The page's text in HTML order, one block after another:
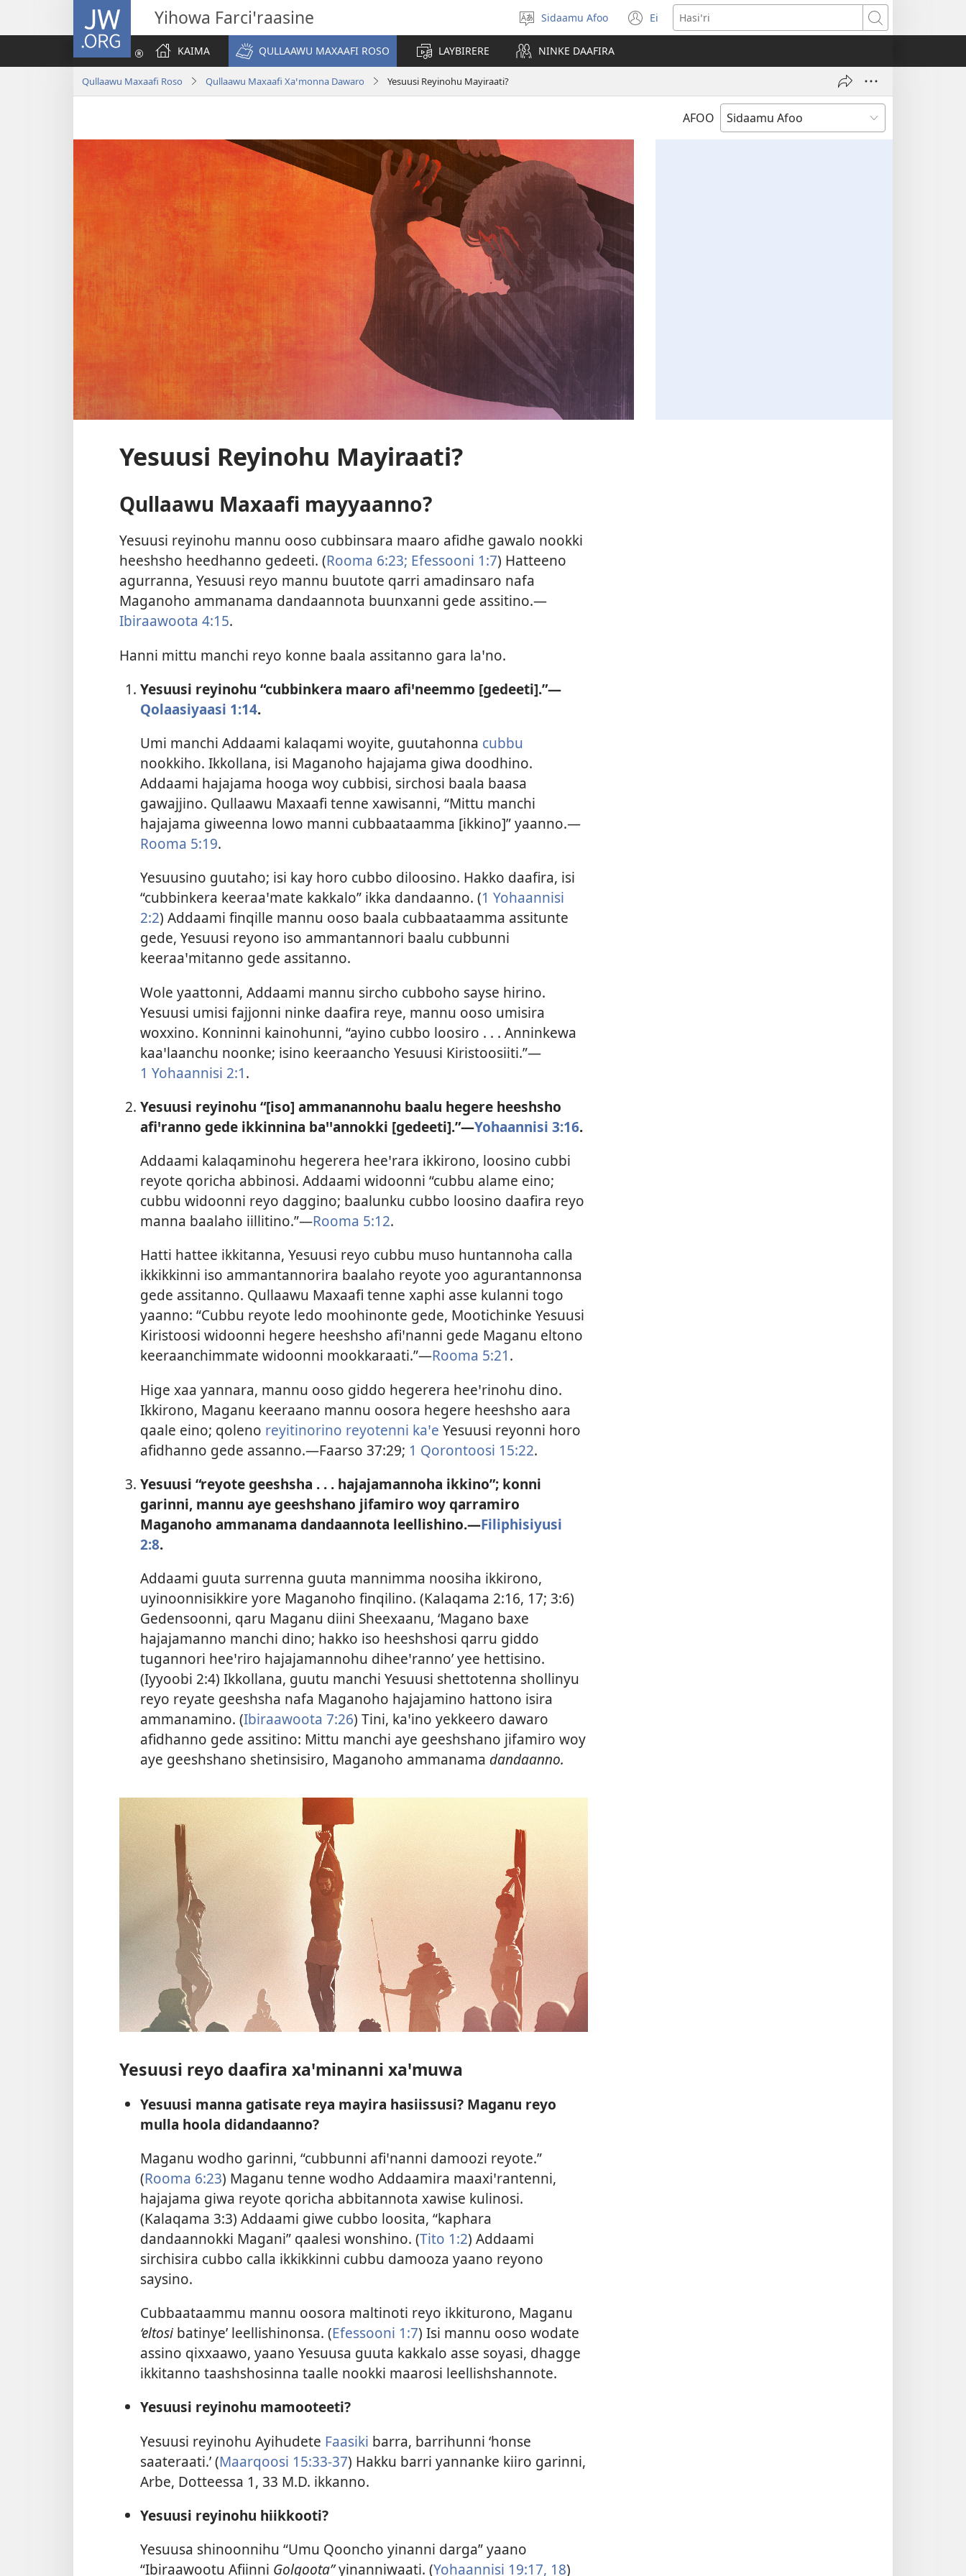
JW.ORG Yihowa Farciꞌraasine
Afoo
doodhi
Sidaamu Afoo Ei
(opens
new
Hasiꞌri
KAIMA
QULLAAWU MAXAAFI ROSO LAYBIRERE NINKE DAAFIRA
Qullaawu Maxaafi Roso Qullaawu Maxaafi Xaꞌmonna Dawaro Yesuusi Reyinohu Mayiraati?
AFOO
Yesuusi Reyinohu Mayiraati?
Qullaawu Maxaafi mayyaanno?
Yesuusi reyinohu mannu ooso cubbinsara maaro afidhe gawalo nookki
heeshsho heedhanno gedeeti. (Rooma 6:23; Efessooni 1:7) Hatteeno
agurranna, Yesuusi reyo mannu buutote qarri amadinsaro nafa
Maganoho ammanama dandaannota buunxanni gede assitino.—
Ibiraawoota 4:15.
Hanni mittu manchi reyo konne baala assitanno gara laꞌno.
Yesuusi reyinohu “cubbinkera maaro afiꞌneemmo [gedeeti].”—
Qolaasiyaasi 1:14.
Umi manchi Addaami kalaqami woyite, guutahonna cubbu
nookkiho. Ikkollana, isi Maganoho hajajama giwa doodhino.
Addaami hajajama hooga woy cubbisi, sirchosi baala baasa
gawajjino. Qullaawu Maxaafi tenne xawisanni, “Mittu manchi
hajajama giweenna lowo manni cubbaataamma [ikkino]” yaanno.—
Rooma 5:19.
Yesuusino guutaho; isi kay horo cubbo diloosino. Hakko daafira, isi
“cubbinkera keeraaꞌmate kakkalo” ikka dandaanno. (1 Yohaannisi
2:2) Addaami finqille mannu ooso baala cubbaataamma assitunte
gede, Yesuusi reyono iso ammantannori baalu cubbunni
keeraaꞌmitanno gede assitanno.
Wole yaattonni, Addaami mannu sircho cubboho sayse hirino.
Yesuusi umisi fajjonni ninke daafira reye, mannu ooso umisira
woxxino. Konninni kainohunni, “ayino cubbo loosiro . . . Anninkewa
kaaꞌlaanchu noonke; isino keeraancho Yesuusi Kiristoosiiti.”—
1 Yohaannisi 2:1.
Yesuusi reyinohu “[iso] ammanannohu baalu hegere heeshsho
afiꞌranno gede ikkinnina baꞌꞌannokki [gedeeti].”—Yohaannisi 3:16.
Addaami kalaqaminohu hegerera heeꞌrara ikkirono, loosino cubbi
reyote qoricha abbinosi. Addaami widoonni “cubbu alame eino;
cubbu widoonni reyo daggino; baalunku cubbo loosino daafira reyo
manna baalaho iillitino.”—Rooma 5:12.
Hatti hattee ikkitanna, Yesuusi reyo cubbu muso huntannoha calla
ikkikkinni iso ammantannorira baalaho reyote yoo agurantannonsa
gede assitanno. Qullaawu Maxaafi tenne xaphi asse kulanni togo
yaanno: “Cubbu reyote ledo moohinonte gede, Mootichinke Yesuusi
Kiristoosi widoonni hegere heeshsho afiꞌnanni gede Maganu eltono
keeraanchimmate widoonni mookkaraati.”—Rooma 5:21.
Hige xaa yannara, mannu ooso giddo hegerera heeꞌrinohu dino.
Ikkirono, Maganu keeraano mannu oosora hegere heeshsho aara
qaale eino; qoleno reyitinorino reyotenni kaꞌe Yesuusi reyonni horo
afidhanno gede assanno.—Faarso 37:29; 1 Qorontoosi 15:22.
Yesuusi “reyote geeshsha . . . hajajamannoha ikkino”; konni
garinni, mannu aye geeshshano jifamiro woy qarramiro
Maganoho ammanama dandaannota leellishino.—Filiphisiyusi
2:8.
Addaami guuta surrenna guuta mannimma noosiha ikkirono,
uyinoonnisikkire yore Maganoho finqilino. (Kalaqama 2:16, 17; 3:6)
Gedensoonni, qaru Maganu diini Sheexaanu, ‘Magano baxe
hajajamanno manchi dino; hakko iso heeshshosi qarru giddo
tugannori heeꞌriro hajajamannohu diheeꞌranno’ yee hettisino.
(Iyyoobi 2:4) Ikkollana, guutu manchi Yesuusi shettotenna shollinyu
reyo reyate geeshsha nafa Maganoho hajajamino hattono isira
ammanamino. (Ibiraawoota 7:26) Tini, kaꞌino yekkeero dawaro
afidhanno gede assitino: Mittu manchi aye geeshshano jifamiro woy
aye geeshshano shetinsisiro, Maganoho ammanama dandaanno.
Yesuusi reyo daafira xaꞌminanni xaꞌmuwa
Yesuusi manna gatisate reya mayira hasiissusi? Maganu reyo
mulla hoola didandaanno?
Maganu wodho garinni, “cubbunni afiꞌnanni damoozi reyote.”
(Rooma 6:23) Maganu tenne wodho Addaamira maaxiꞌrantenni,
hajajama giwa reyote qoricha abbitannota xawise kulinosi.
(Kalaqama 3:3) Addaami giwe cubbo loosita, “kaphara
dandaannokki Magani” qaalesi wonshino. (Tito 1:2) Addaami
sirchisira cubbo calla ikkikkinni cubbu damooza yaano reyono
saysino.
Cubbaataammu mannu oosora maltinoti reyo ikkiturono, Maganu
‘eltosibatinye’ leellishinonsa. (Efessooni 1:7) Isi mannu ooso wodate
assino qixxaawo, yaano Yesuusa guuta kakkalo asse soyasi, dhagge
ikkitanno taashshosinna taalle nookki maarosi leellishshannote.
Yesuusi reyinohu mamooteeti?
Yesuusi reyinohu Ayihudete Faasiki barra, barrihunni ‘honse
saateraati.’ (Maarqoosi 15:33-37) Hakku barri yannanke kiiro garinni,
Arbe, Dotteessa 1, 33 M.D. ikkanno.
Yesuusi reyinohu hiikkooti?
Yesuusa shinoonnihu “Umu Qooncho yinanni darga” yaano
“Ibiraawootu Afiinni Golgoota”yinanniwaati. (Yohaannisi 19:17, 18)